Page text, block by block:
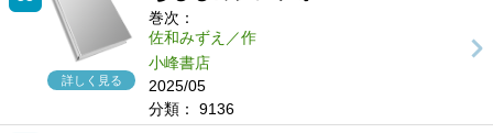
詳しく見る
巻次：
佐和みずえ／作
小峰書店
2025/05
分類：
9136